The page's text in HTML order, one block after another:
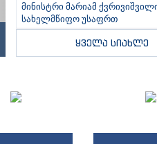
მინისტრი მარიამ
სახელმწიფო უსაფრთ
ყველა სიახლე